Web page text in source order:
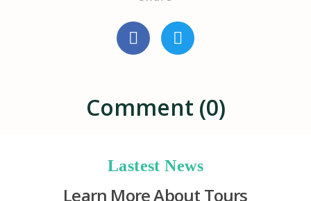
Comment (0)
Lastest News
Learn More About Tours